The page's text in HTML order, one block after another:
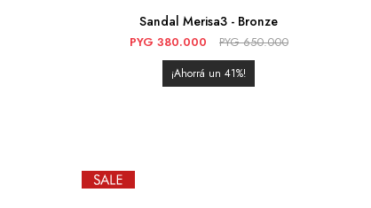
Sandal Merisa3 - Bronze
PYG 380.000 PYG 650.000
41